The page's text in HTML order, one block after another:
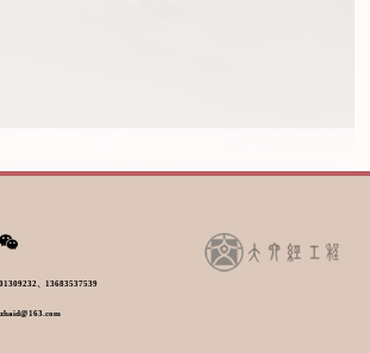
、13683537539